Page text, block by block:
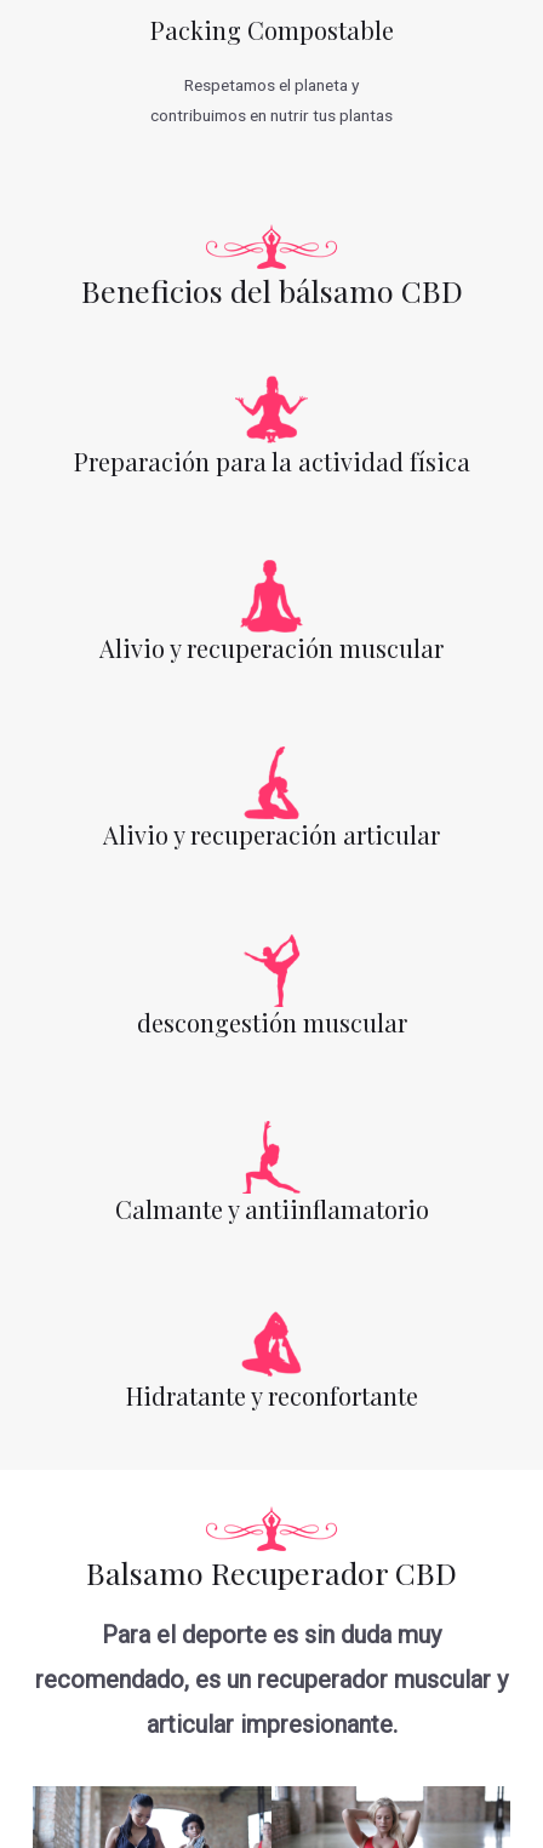
Packing Compostable
Respetamos el planeta y
contribuimos en nutrir tus plantas
Beneficios del bálsamo CBD
Preparación para la actividad física
Alivio y recuperación muscular
Alivio y recuperación articular
descongestión muscular
Calmante y antiinflamatorio
Hidratante y reconfortante
Balsamo Recuperador CBD
Para el deporte es sin duda muy
recomendado, es un recuperador muscular y
articular impresionante.